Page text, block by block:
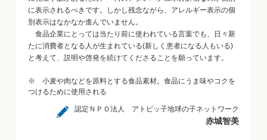
に表示されるべきです。しかし残念ながら、アレルギー表示の個
別表示はなかなか進んでいません。
食品企業にとっては当たり前に使われている言葉でも、日々新
たに消費者となる人が生まれている(新しく患者になる人もいる)
と考えて、説明や啓発を続けてくださることを願っています。
※ 小麦や肉などを原料とする食品素材。食品にうま味やコクを
つけるために使用される
認定ＮＰＯ法人 アトピッ子地球の子ネットワーク
赤城智美